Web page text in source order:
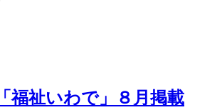
福祉いわで」８月掲載